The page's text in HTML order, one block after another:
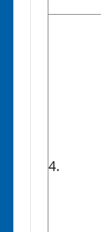
4.